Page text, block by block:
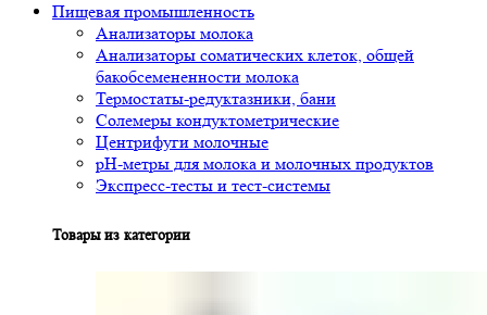
Пищевая промышленность
Анализаторы молока
Анализаторы соматических клеток, общей
бакобсемененности молока
Термостаты-редуктазники, бани
Солемеры кондуктометрические
Центрифуги молочные
pH-метры для молока и молочных продуктов
Экспресс-тесты и тест-системы
Товары из категории